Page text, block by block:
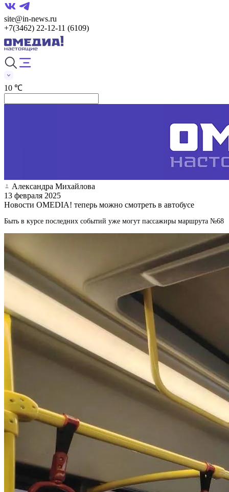
site@in-news.ru
+7(3462) 22-12-11 (6109)
10 ℃
Александра Михайлова
13 февраля 2025
Новости OMEDIA! теперь можно смотреть в автобусе
Быть в курсе последних событий уже могут пассажиры маршрута №68